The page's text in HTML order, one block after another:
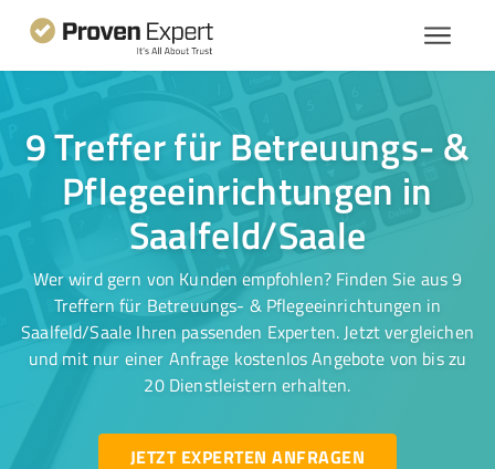
9 Treffer für Betreuungs- &
Pflegeeinrichtungen in
Saalfeld/Saale
Wer wird gern von Kunden empfohlen? Finden Sie aus 9
Treffern für Betreuungs- & Pflegeeinrichtungen in
Saalfeld/Saale Ihren passenden Experten. Jetzt vergleichen
und mit nur einer Anfrage kostenlos Angebote von bis zu
20 Dienstleistern erhalten.
JETZT EXPERTEN ANFRAGEN